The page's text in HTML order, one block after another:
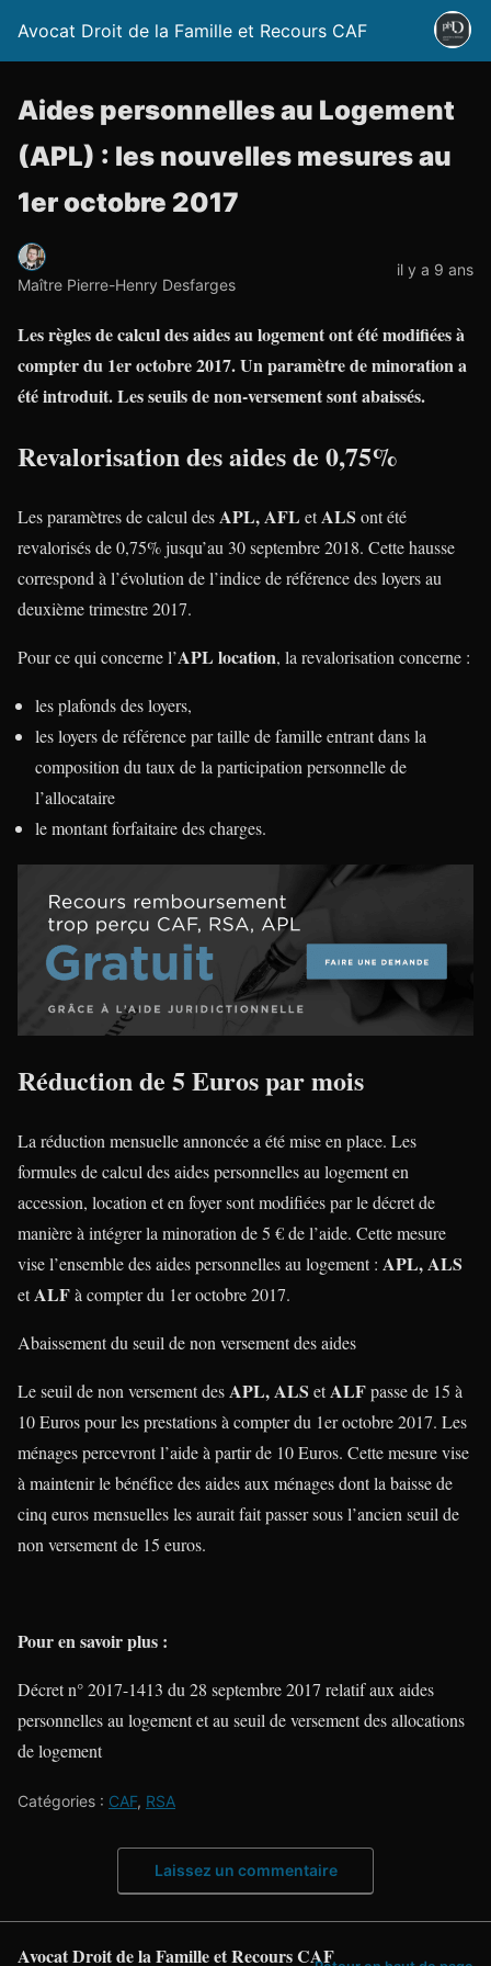
Avocat Droit de la Famille et Recours CAF
Aides personnelles au Logement
(APL) : les nouvelles mesures au
1er octobre 2017
Maître Pierre-Henry Desfarges
il y a 9 ans
Les règles de calcul des aides au logement ont été modifiées à
compter du 1er octobre 2017. Un paramètre de minoration a
été introduit. Les seuils de non-versement sont abaissés.
Revalorisation des aides de 0,75%
Les paramètres de calcul des APL, AFL etALS ont été
revalorisés de 0,75% jusqu’au 30 septembre 2018. Cette hausse
correspond à l’évolution de l’indice de référence des loyers au
deuxième trimestre 2017.
Pour ce qui concerne l’APL location, la revalorisation concerne :
les plafonds des loyers,
les loyers de référence par taille de famille entrant dans la
composition du taux de la participation personnelle de
l’allocataire
le montant forfaitaire des charges.
Réduction de 5 Euros par mois
La réduction mensuelle annoncée a été mise en place. Les
formules de calcul des aides personnelles au logement en
accession, location et en foyer sont modifiées par le décret de
manière à intégrer la minoration de 5 € de l’aide. Cette mesure
vise l’ensemble des aides personnelles au logement : APL, ALS
etALFà compter du 1er octobre 2017.
Abaissement du seuil de non versement des aides
Le seuil de non versement desAPL, ALS etALFpasse de 15 à
10 Euros pour les prestations à compter du 1er octobre 2017. Les
ménages percevront l’aide à partir de 10 Euros. Cette mesure vise
à maintenir le bénéfice des aides aux ménages dont la baisse de
cinq euros mensuelles les aurait fait passer sous l’ancien seuil de
non versement de 15 euros.
Pour en savoir plus :
Décret n° 2017-1413 du 28 septembre 2017 relatif aux aides
personnelles au logement et au seuil de versement des allocations
de logement
Catégories : CAF, RSA
Laissez un commentaire
Avocat Droit de la Famille et Recours CAF